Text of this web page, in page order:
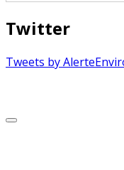
Twitter
Tweets by
Scroll